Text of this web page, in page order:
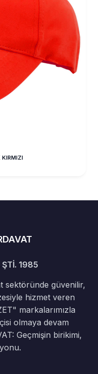
KIRMIZI
1985
sektöründe güvenilir,
hizmet veren
markalarımızla
olmaya devam
Geçmişin birikimi,